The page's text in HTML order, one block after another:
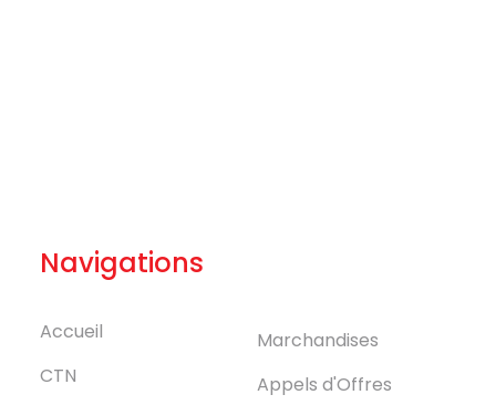
Navigations
Accueil
CTN
Marchandises
Appels d'Offres